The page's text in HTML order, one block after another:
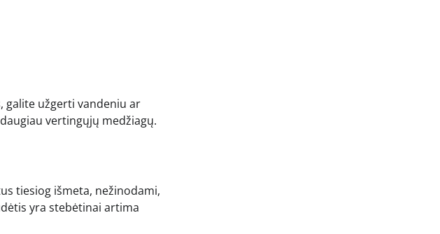
galite užgerti vandeniu ar
vertingųjų medžiagų.
tiesiog išmeta, nežinodami,
yra stebėtinai artima